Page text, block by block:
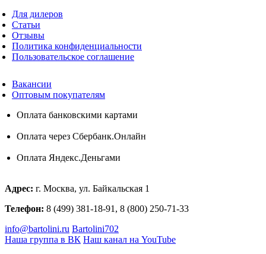
Для дилеров
Статьи
Отзывы
Политика конфиденциальности
Пользовательское соглашение
Вакансии
Оптовым покупателям
Оплата банковскими картами
Оплата через Сбербанк.Онлайн
Оплата Яндекс.Деньгами
Адрес: г. Москва, ул. Байкальская 1
Телефон: 8 (499) 381-18-91, 8 (800) 250-71-33
info@bartolini.ru Bartolini702
Наша группа в ВК Наш канал на YouTube